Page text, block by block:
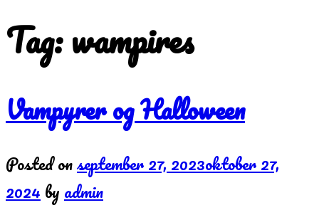
Tag:wampires
Vampyrer og Halloween
Posted onseptember 27, 2023oktober 27,
2024 by admin